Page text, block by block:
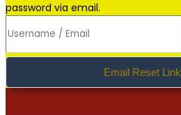
password via email.
Email Reset Link